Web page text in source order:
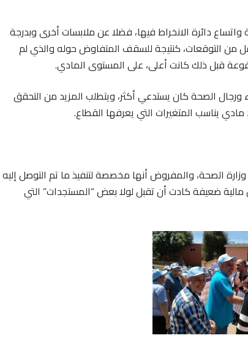
واتساع دائرة الانخراط فيها، فضلا عن ملابسات أخرى وبدرجة
من التوقعات، كنتيجة للسقف المتفاوض حوله والذي لم
قبل ذلك كانت أعلى، على المستوى المادي.
الصحة كان يستدعي أكثر، ويتطلب المزيد من التحقق
يناسب المتغيرات التي يعرفها القطاع.
الصحة، والمفروض أنها مخصصة لتنفيذ ما تم التوصل إليه
مالية ضعيفة كادت أن تقبل لولا بعض “المستجدات” التي